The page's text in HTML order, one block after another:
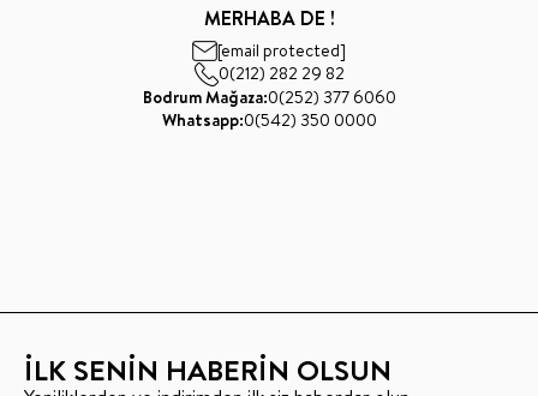
MERHABA DE !
[email protected]
0(212) 282 29 82
Bodrum Mağaza:0(252) 377 6060
Whatsapp:0(542) 350 0000
İLK SENİN HABERİN OLSUN